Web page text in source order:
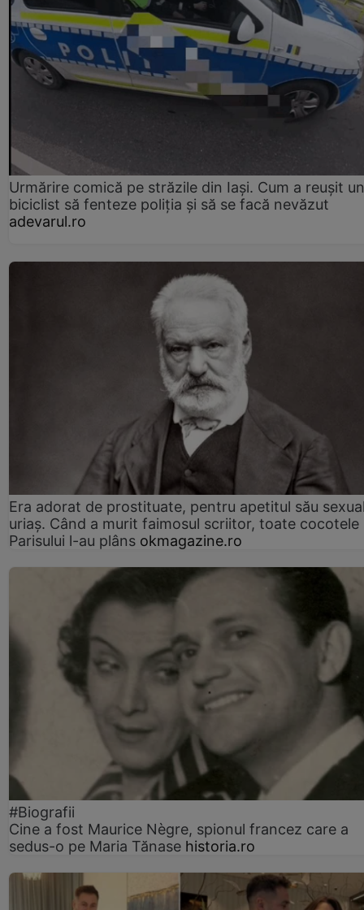
Urmărire comică pe străzile din Iași. Cum a reușit un
biciclist să fenteze poliția și să se facă nevăzut
adevarul.ro
Era adorat de prostituate, pentru apetitul său
uriaș. Când a murit faimosul scriitor, toate cocotele
Parisului l-au plâns okmagazine.ro
#Biografii
Cine a fost Maurice Nègre, spionul francez care a
sedus-o pe Maria Tănase historia.ro